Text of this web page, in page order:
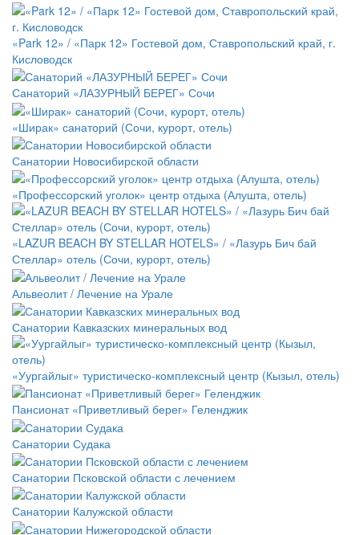
«Park 12» / «Парк 12» Гостевой дом, Ставропольский край, г.
Кисловодск
Санаторий «ЛАЗУРНЫЙ БЕРЕГ» Сочи
«Ширак» санаторий (Сочи, курорт, отель)
Санатории Новосибирской области
«Профессорский уголок» центр отдыха (Алушта, отель)
«LAZUR BEACH BY STELLAR HOTELS» / «Лазурь Бич бай
Стеллар» отель (Сочи, курорт, отель)
Альвеолит / Лечение на Урале
Санатории Кавказских минеральных вод
«Уургайлыг» туристическо-комплексный центр (Кызыл, отель)
Пансионат «Приветливый берег» Геленджик
Санатории Судака
Санатории Псковской области с лечением
Санатории Калужской области